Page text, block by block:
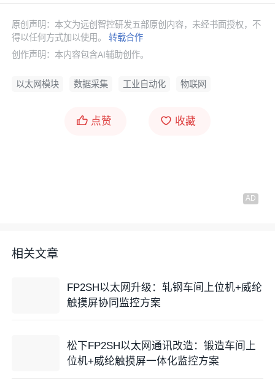
原创声明：本文为远创智控研发五部原创内容，未经书面授权，不
得以任何方式加以使用。转载合作
创作声明：本内容包含AI辅助创作。
以太网模块 数据采集 工业自动化 物联网
点赞 收藏
相关文章
FP2SH以太网升级：轧钢车间上位机+威纶
触摸屏协同监控方案
松下FP2SH以太网通讯改造：锻造车间上
位机+威纶触摸屏一体化监控方案